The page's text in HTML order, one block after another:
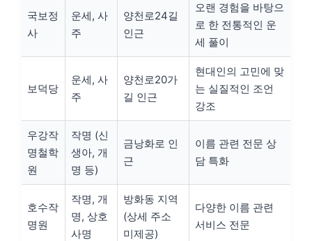
국보정
사
운세, 사
주
양천로24길
인근
오랜 경험을 바탕으
로 한 전통적인 운
세 풀이
보덕당
운세, 사
주
양천로20가
길 인근
현대인의 고민에 맞
는 실질적인 조언
강조
우강작
명철학
원
작명 (신
생아, 개
명 등)
금낭화로 인
근
이름 관련 전문 상
담 특화
호수작
명원
작명, 개
명, 상호
사명
방화동 지역
(상세 주소
미제공)
다양한 이름 관련
서비스 전문